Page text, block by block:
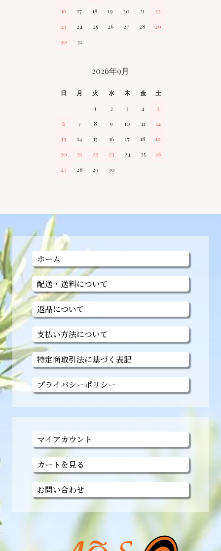
16
17 18 19 20 21
22
23
24 25 26 27 28
29
30
31
2026年9月
日 月 火 水 木 金
土
1
2 3 4
5
6
7 8 9 10 11
12
13
14 15 16 17 18
19
20
21 22 23 24 25
26
27
28 29 30
ホーム
配送・送料について
返品について
支払い方法について
特定商取引法に基づく表記
プライバシーポリシー
マイアカウント
カートを見る
お問い合わせ